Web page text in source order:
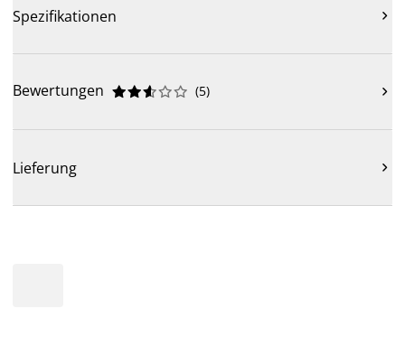
Spezifikationen 
Bewertungen 




 (5) 
Lieferung 